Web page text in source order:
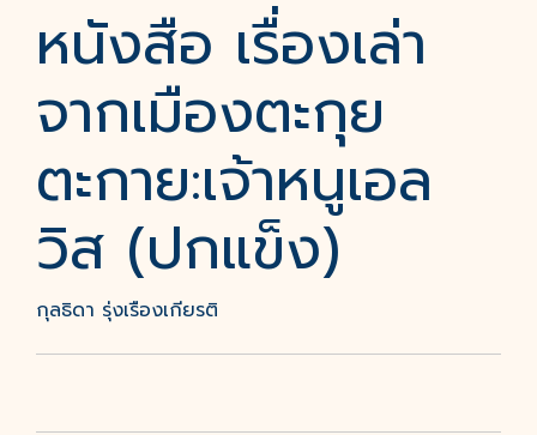
หนังสือ เรื่องเล่า
จากเมืองตะกุย
ตะกาย:เจ้าหนูเอล
วิส (ปกแข็ง)
กุลธิดา รุ่งเรืองเกียรติ